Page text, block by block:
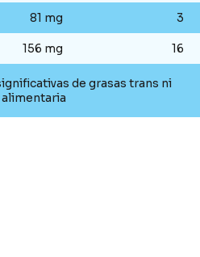
81 mg 3
156 mg 16
de grasas trans ni